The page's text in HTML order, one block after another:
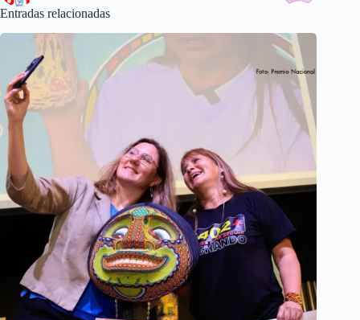
Entradas relacionadas